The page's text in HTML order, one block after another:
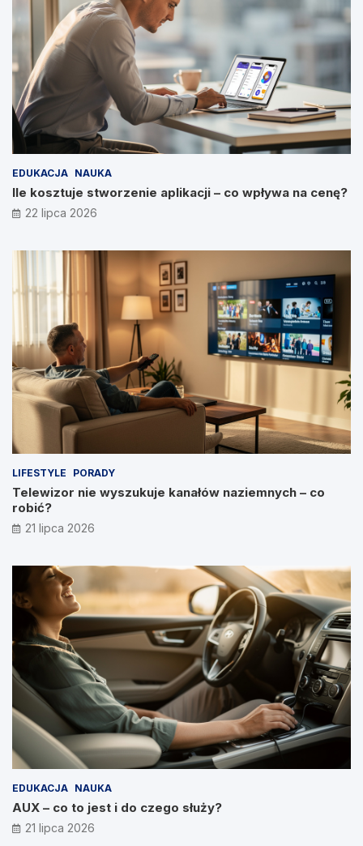
EDUKACJA NAUKA
Ile kosztuje stworzenie aplikacji – co wpływa na cenę?
22 lipca 2026
LIFESTYLE PORADY
Telewizor nie wyszukuje kanałów naziemnych – co
robić?
21 lipca 2026
EDUKACJA NAUKA
AUX – co to jest i do czego służy?
21 lipca 2026